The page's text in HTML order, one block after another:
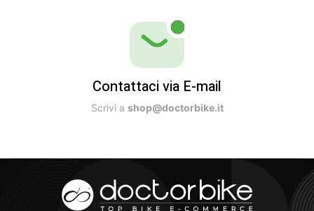
Contattaci via E-mail
Scrivi a shop@doctorbike.it